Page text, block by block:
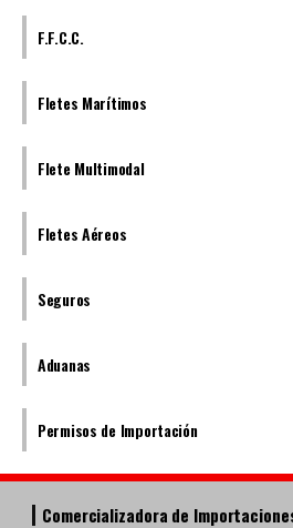
F.F.C.C.
Fletes Marítimos
Flete Multimodal
Fletes Aéreos
Seguros
Aduanas
Permisos de Importación
Comercializadora de